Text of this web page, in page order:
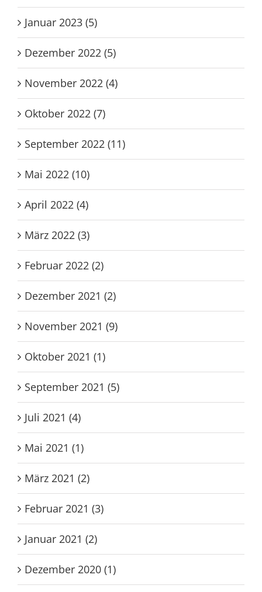
Januar 2023 (5)
Dezember 2022 (5)
November 2022 (4)
Oktober 2022 (7)
September 2022 (11)
Mai 2022 (10)
April 2022 (4)
März 2022 (3)
Februar 2022 (2)
Dezember 2021 (2)
November 2021 (9)
Oktober 2021 (1)
September 2021 (5)
Juli 2021 (4)
Mai 2021 (1)
März 2021 (2)
Februar 2021 (3)
Januar 2021 (2)
Dezember 2020 (1)